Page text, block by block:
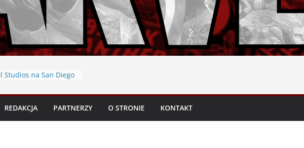
Studios na San Diego
– Ważne daty
Man: Martwy
2” (Tom 6) – Recenzja
2026 – Niezbędnik
REDAKCJA PARTNERZY O STRONIE KONTAKT